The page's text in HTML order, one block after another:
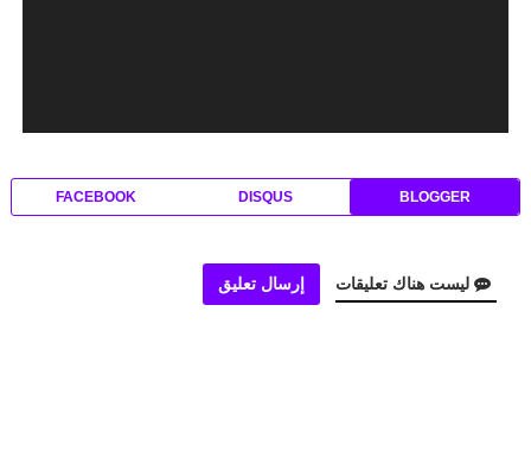
BLOGGER
DISQUS
FACEBOOK
ليست هناك تعليقات إرسال تعليق